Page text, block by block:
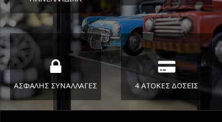
Όπου και αν είστε θα σας
στείλουμε τα ελαστικά σας
ΔΕΥ-ΠΑΡ 8:30-17:30
ΣΑΒ 8:30-13:30
ΑΣΦΑΛΗΣ ΣΥΝΑΛΛΑΓΕΣ 4 ΑΤΟΚΕΣ ΔΟΣΕΙΣ